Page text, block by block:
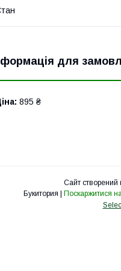
для
895 ₴
Сайт створений
Поскаржитися